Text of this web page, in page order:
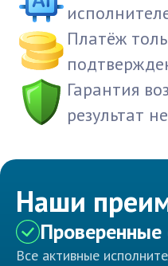
Платёж
Гарантия
результат
Наши
Проверенные
Все активные